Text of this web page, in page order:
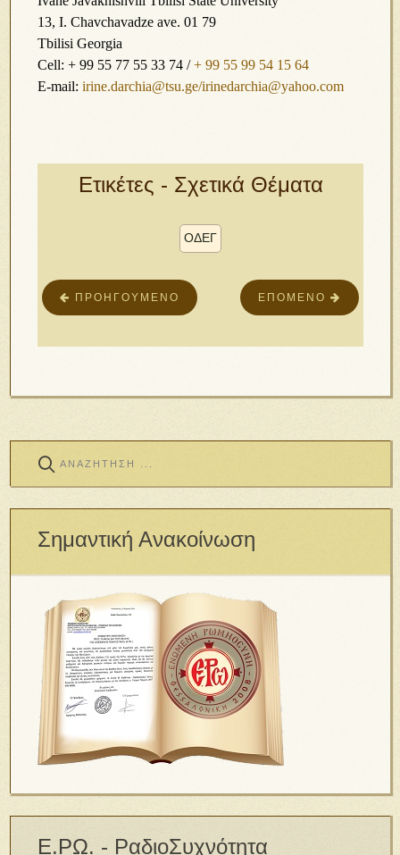
13, I. Chavchavadze ave. 01 79
Tbilisi Georgia
Cell: + 99 55 77 55 33 74 /+ 99 55 99 54 15 64
E-mail:irine.darchia@tsu.ge/irinedarchia@yahoo.com
Ετικέτες - Σχετικά Θέματα
ΟΔΕΓ
ΕΠΌΜΕΝΟ
ΠΡΟΗΓΟΎΜΕΝΟ
Σημαντική Ανακοίνωση
Ε.ΡΩ. - ΡαδιοΣυχνότητα